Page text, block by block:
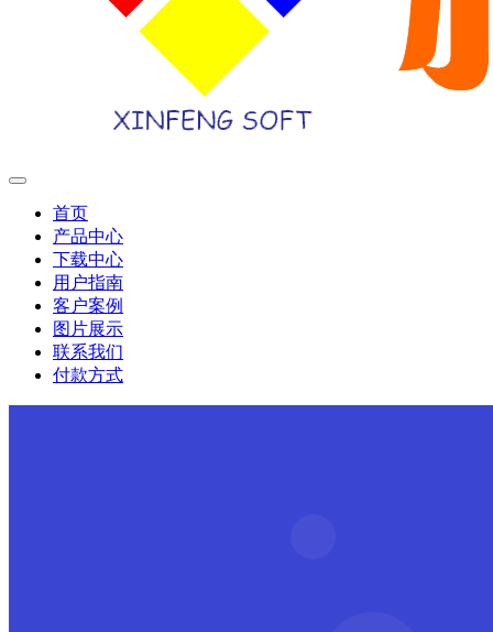
首页
产品中心
下载中心
用户指南
客户案例
图片展示
联系我们
付款方式